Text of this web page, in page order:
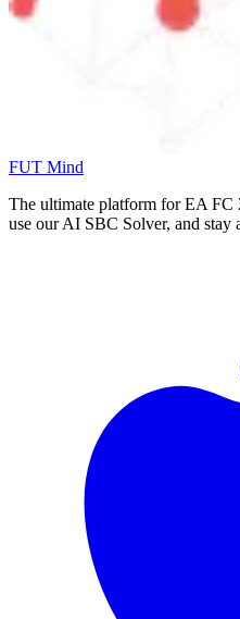
FUT Mind
The ultimate platform for EA FC
use our AI SBC Solver, and stay